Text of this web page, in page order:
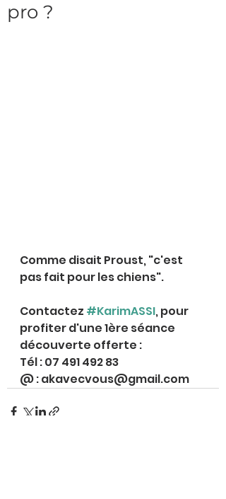
pro ?
Comme disait Proust, "c'est
pas fait pour les chiens".
Contactez #KarimASSI, pour
profiter d'une 1ère séance
découverte offerte :
Tél : 07 491 492 83
@ : akavecvous@gmail.com